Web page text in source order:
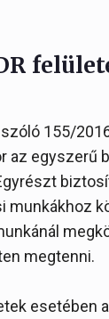
155/
az egyszerű
megtenni.
esetében